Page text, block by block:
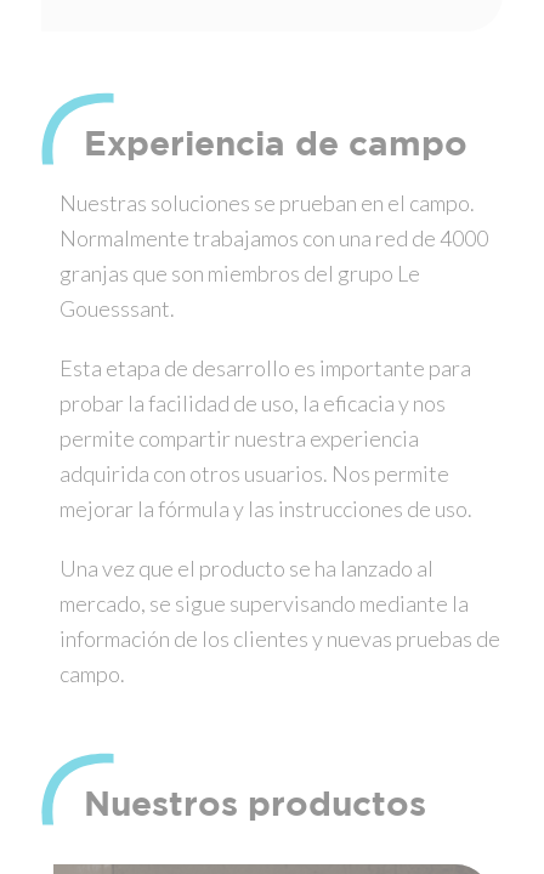
Experiencia de campo
Nuestras soluciones se prueban en el campo.
Normalmente trabajamos con una red de 4000
granjas que son miembros del grupo Le
Gouesssant.
Esta etapa de desarrollo es importante para
probar la facilidad de uso, la eficacia y nos
permite compartir nuestra experiencia
adquirida con otros usuarios. Nos permite
mejorar la fórmula y las instrucciones de uso.
Una vez que el producto se ha lanzado al
mercado, se sigue supervisando mediante la
información de los clientes y nuevas pruebas de
campo.
Nuestros productos